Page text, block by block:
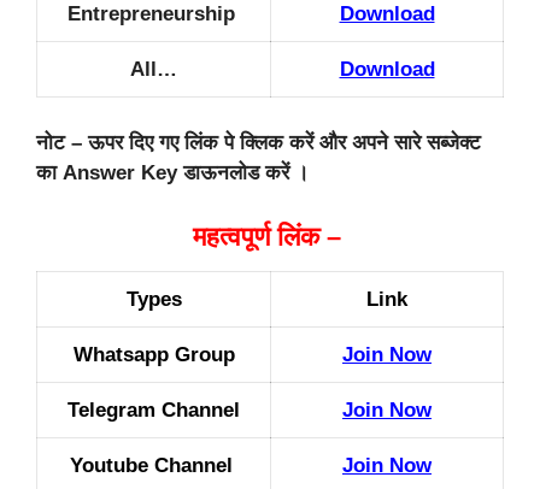
Entrepreneurship Download
All… Download
नोट – ऊपर दिए गए लिंक पे क्लिक करें और अपने सारे सब्जेक्ट
का Answer Key डाऊनलोड करें ।
महत्वपूर्ण लिंक –
Types Link
Whatsapp Group Join Now
Telegram Channel Join Now
Youtube Channel Join Now